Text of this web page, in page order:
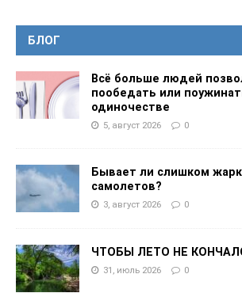
БЛОГ
Всё больше людей
пообедать или
одиночестве
5, август 2026 0
Бывает ли слишком
самолетов?
3, август 2026 0
ЧТОБЫ ЛЕТО НЕ
31, июль 2026 0